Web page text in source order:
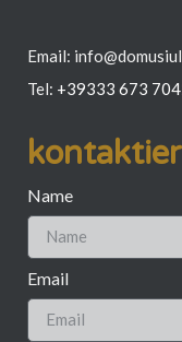
Email:
Tel: +39333 673
Name
Email